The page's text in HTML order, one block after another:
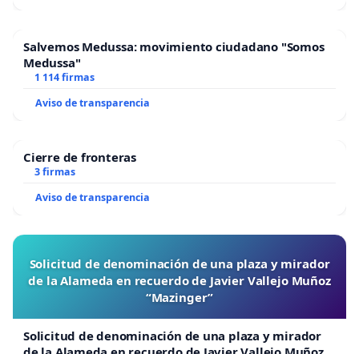
Salvemos Medussa: movimiento ciudadano "Somos
Medussa"
1 114 firmas
Aviso de transparencia
Cierre de fronteras
3 firmas
Aviso de transparencia
Solicitud de denominación de una plaza y mirador
de la Alameda en recuerdo de Javier Vallejo Muñoz
“Mazinger”
Solicitud de denominación de una plaza y mirador